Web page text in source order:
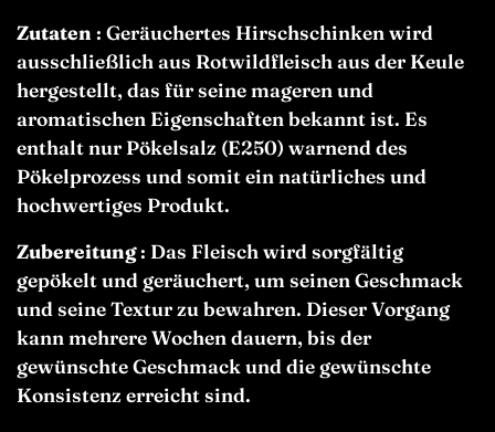
Zutaten : Geräuchertes Hirschschinkenwird
ausschließlich aus Rotwildfleisch aus der Keule
hergestellt, das für seine mageren und
aromatischen Eigenschaften bekannt ist. Es
enthalt nur Pökelsalz (E250) warnend des
Pökelprozess und somit ein natürliches und
hochwertiges Produkt.
Zubereitung: Das Fleisch wird sorgfältig
gepökelt und geräuchert, um seinen Geschmack
und seine Textur zu bewahren. Dieser Vorgang
kann mehrere Wochen dauern, bis der
gewünschte Geschmack und die gewünschte
Konsistenz erreicht sind.